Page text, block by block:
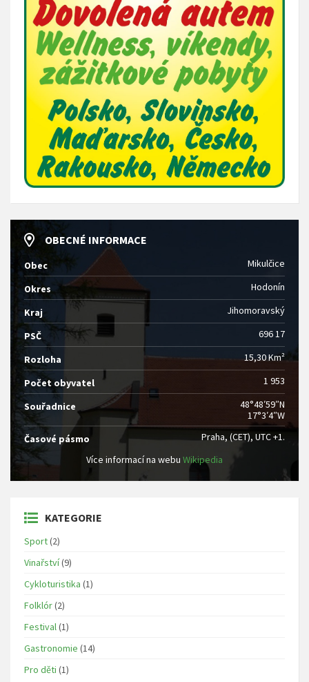
OBECNÉ INFORMACE
Obec Mikulčice
Okres Hodonín
Kraj Jihomoravský
PSČ 696 17
Rozloha 15,30 Km²
Počet obyvatel 1 953
Souřadnice
48°48′59″N
17°3′4″W
Časové pásmo
Praha, (CET), UTC +1.
Více informací na webu Wikipedia
KATEGORIE
Sport(2)
Vinařství(9)
Cykloturistika (1)
Folklór(2)
Festival(1)
Gastronomie (14)
Pro děti (1)